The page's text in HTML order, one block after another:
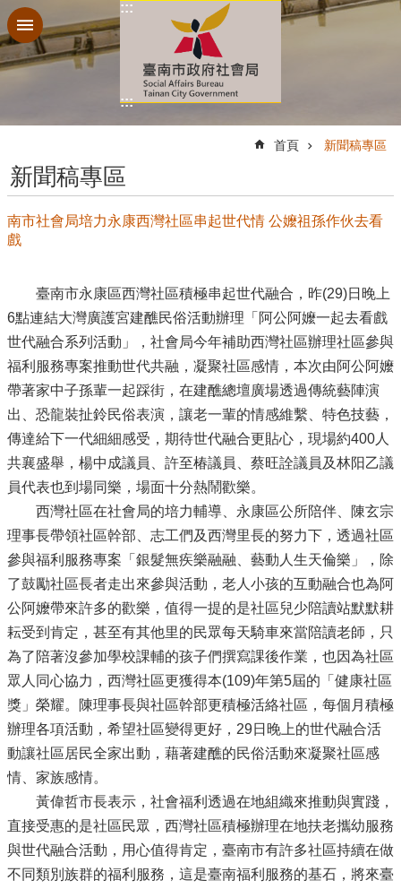
跳到主要內容區塊
:::
:::
首頁 新聞稿專區
新聞稿專區
南市社會局培力永康西灣社區串起世代情 公嬤祖孫作伙去看
戲
臺南市永康區西灣社區積極串起世代融合，昨(29)日晚上
6點連結大灣廣護宮建醮民俗活動辦理「阿公阿嬤一起去看戲
世代融合系列活動」，社會局今年補助西灣社區辦理社區參與
福利服務專案推動世代共融，凝聚社區感情，本次由阿公阿嬤
帶著家中子孫輩一起踩街，在建醮總壇廣場透過傳統藝陣演
出、恐龍裝扯鈴民俗表演，讓老一輩的情感維繫、特色技藝，
傳達給下一代細細感受，期待世代融合更貼心，現場約400人
共襄盛舉，楊中成議員、許至椿議員、蔡旺詮議員及林阳乙議
員代表也到場同樂，場面十分熱鬧歡樂。
西灣社區在社會局的培力輔導、永康區公所陪伴、陳玄宗
理事長帶領社區幹部、志工們及西灣里長的努力下，透過社區
參與福利服務專案「銀髮無疾樂融融、藝動人生天倫樂」，除
了鼓勵社區長者走出來參與活動，老人小孩的互動融合也為阿
公阿嬤帶來許多的歡樂，值得一提的是社區兒少陪讀站默默耕
耘受到肯定，甚至有其他里的民眾每天騎車來當陪讀老師，只
為了陪著沒參加學校課輔的孩子們撰寫課後作業，也因為社區
眾人同心協力，西灣社區更獲得本(109)年第5屆的「健康社區
獎」榮耀。陳理事長與社區幹部更積極活絡社區，每個月積極
辦理各項活動，希望社區變得更好，29日晚上的世代融合活
動讓社區居民全家出動，藉著建醮的民俗活動來凝聚社區感
情、家族感情。
黃偉哲市長表示，社會福利透過在地組織來推動與實踐，
直接受惠的是社區民眾，西灣社區積極辦理在地扶老攜幼服務
與世代融合活動，用心值得肯定，臺南市有許多社區持續在做
不同類別族群的福利服務，這是臺南福利服務的基石，將來臺